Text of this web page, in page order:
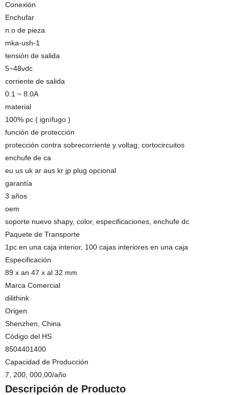
Conexión
Enchufar
n.o de pieza
mka-ush-1
tensión de salida
5~48vdc
corriente de salida
0.1 ~ 8.0A
material
100% pc ( ignífugo )
función de protección
protección contra sobrecorriente y voltag; cortocircuitos
enchufe de ca
eu us uk ar aus kr jp plug opcional
garantía
3 años
oem
soporte nuevo shapy, color, especificaciones, enchufe dc
Paquete de Transporte
1pc en una caja interior, 100 cajas interiores en una caja
Especificación
89 x an 47 x al 32 mm
Marca Comercial
dilithink
Origen
Shenzhen, China
Código del HS
8504401400
Capacidad de Producción
7, 200, 000,00/año
Descripción de Producto